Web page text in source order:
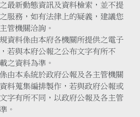
最新動態資訊及資料檢索，並不提
服務，如有法律上的疑義，建議您
管機關洽詢。
資料係由本府各機關所提供之電子
若與本府公報之公布文字有所不
之資料為準。
由本系統於政府公報及各主管機關
料蒐集編排製作，若與政府公報或
字有所不同，以政府公報及各主管
。